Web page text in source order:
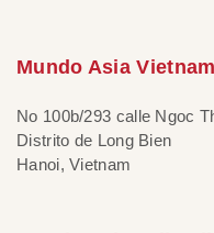
Mundo Asia Vietnam
No 100b/293 calle Ngoc
Distrito de Long Bien
Hanoi, Vietnam